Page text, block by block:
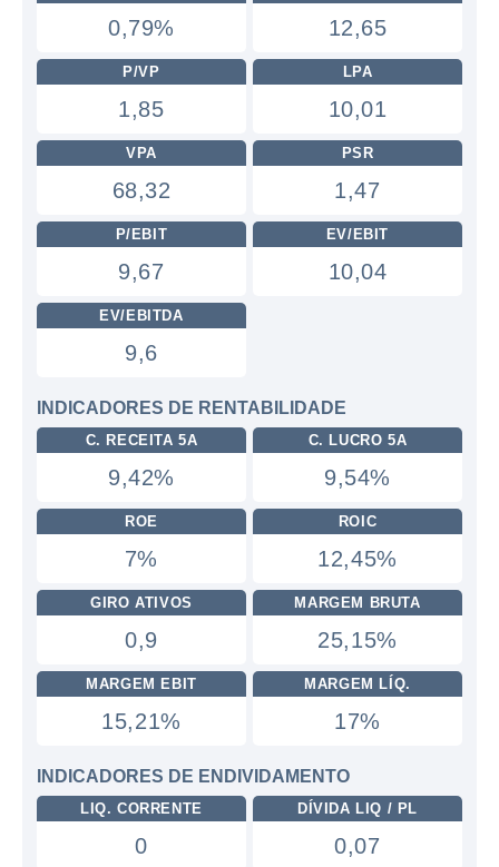
0,79% 12,65
P/VP
1,85
LPA
10,01
VPA
68,32
PSR
1,47
P/EBIT
9,67
EV/EBIT
10,04
EV/EBITDA
9,6
INDICADORES DE RENTABILIDADE
C. RECEITA 5A
9,42%
C. LUCRO 5A
9,54%
ROE
7%
ROIC
12,45%
GIRO ATIVOS
0,9
MARGEM BRUTA
25,15%
MARGEM EBIT
15,21%
MARGEM LÍQ.
17%
INDICADORES DE ENDIVIDAMENTO
LIQ. CORRENTE
0
DÍVIDA LIQ / PL
0,07